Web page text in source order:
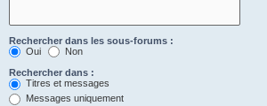
Rechercher dans les sous-forums :
Oui
Non
Rechercher dans :
Titres et messages
Messages uniquement